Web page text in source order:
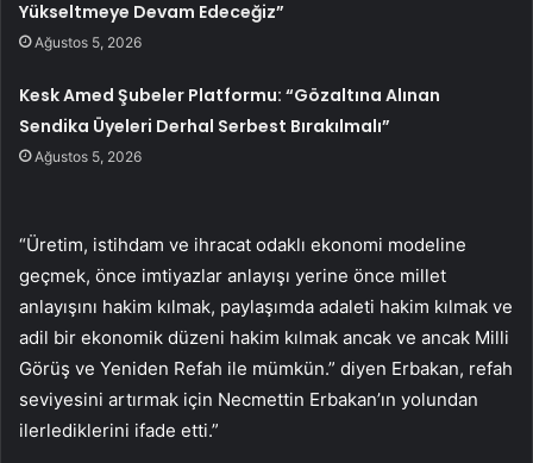
Yükseltmeye Devam Edeceğiz”
Ağustos 5, 2026
Kesk Amed Şubeler Platformu: “Gözaltına Alınan
Sendika Üyeleri Derhal Serbest Bırakılmalı”
Ağustos 5, 2026
“Üretim, istihdam ve ihracat odaklı ekonomi modeline
geçmek, önce imtiyazlar anlayışı yerine önce millet
anlayışını hakim kılmak, paylaşımda adaleti hakim kılmak ve
adil bir ekonomik düzeni hakim kılmak ancak ve ancak Milli
Görüş ve Yeniden Refah ile mümkün.” diyen Erbakan, refah
seviyesini artırmak için Necmettin Erbakan’ın yolundan
ilerlediklerini ifade etti.”